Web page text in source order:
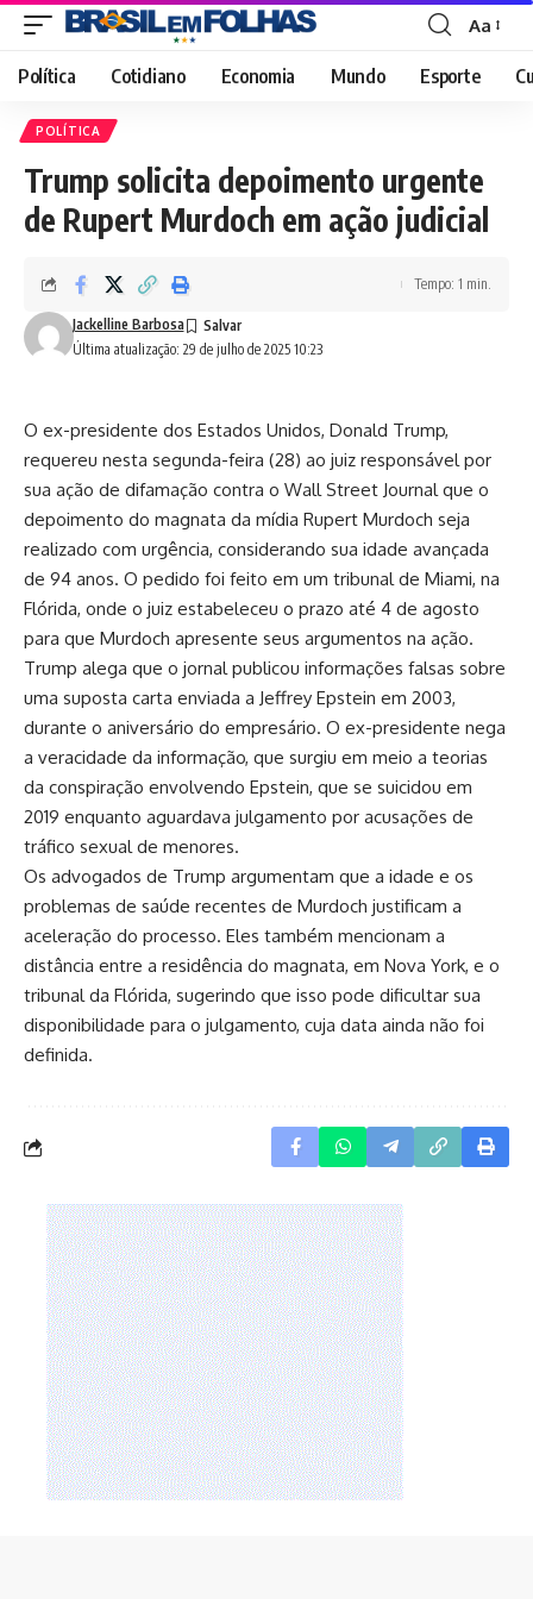
Font
Resizer
Aa
Política Cotidiano Economia Mundo Esporte
POLÍTICA
Trump solicita depoimento urgente
de Rupert Murdoch em ação judicial
Última atualização: 29 de julho de 2025 10:23
Jackelline Barbosa
Tempo: 1 min.
O ex-presidente dos Estados Unidos, Donald Trump,
requereu nesta segunda-feira (28) ao juiz responsável por
sua ação de difamação contra o Wall Street Journal que o
depoimento do magnata da mídia Rupert Murdoch seja
realizado com urgência, considerando sua idade avançada
de 94 anos. O pedido foi feito em um tribunal de Miami, na
Flórida, onde o juiz estabeleceu o prazo até 4 de agosto
para que Murdoch apresente seus argumentos na ação.
Trump alega que o jornal publicou informações falsas sobre
uma suposta carta enviada a Jeffrey Epstein em 2003,
durante o aniversário do empresário. O ex-presidente nega
a veracidade da informação, que surgiu em meio a teorias
da conspiração envolvendo Epstein, que se suicidou em
2019 enquanto aguardava julgamento por acusações de
tráfico sexual de menores.
Os advogados de Trump argumentam que a idade e os
problemas de saúde recentes de Murdoch justificam a
aceleração do processo. Eles também mencionam a
distância entre a residência do magnata, em Nova York, e o
tribunal da Flórida, sugerindo que isso pode dificultar sua
disponibilidade para o julgamento, cuja data ainda não foi
definida.